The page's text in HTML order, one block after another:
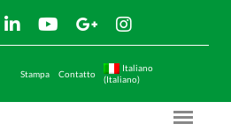
Stampa Contatto
Italiano
(Italiano)
Menu